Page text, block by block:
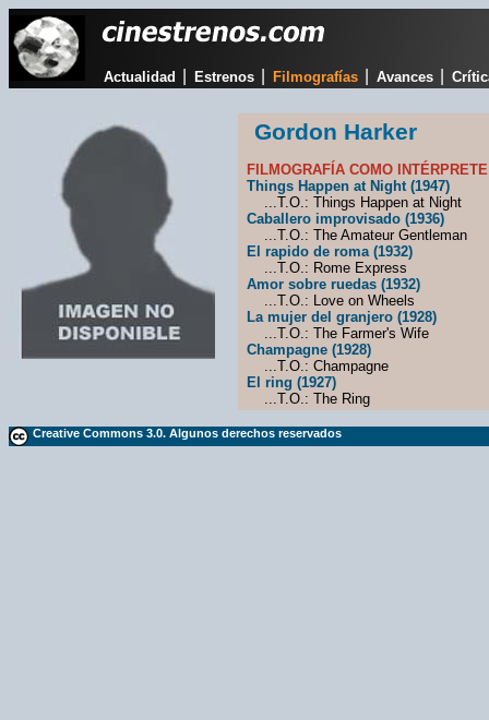
Actualidad Estrenos Filmografías Avances
Gordon Harker
FILMOGRAFÍA COMO
Things Happen at Night (1947)
...T.O.: Things Happen at Night
Caballero improvisado (1936)
...T.O.: The Amateur Gentleman
El rapido de roma (1932)
...T.O.: Rome Express
Amor sobre ruedas (1932)
...T.O.: Love on Wheels
La mujer del granjero (1928)
...T.O.: The Farmer's Wife
Champagne (1928)
...T.O.: Champagne
El ring (1927)
...T.O.: The Ring
Creative Commons 3.0. Algunos derechos reservados